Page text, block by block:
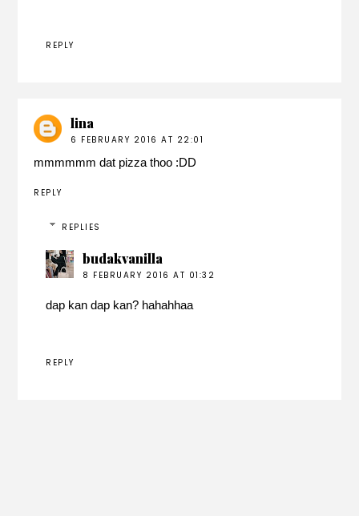
REPLY
lina
6 FEBRUARY 2016 AT 22:01
mmmmmm dat pizza thoo :DD
REPLY
REPLIES
budakvanilla
8 FEBRUARY 2016 AT 01:32
dap kan dap kan? hahahhaa
REPLY